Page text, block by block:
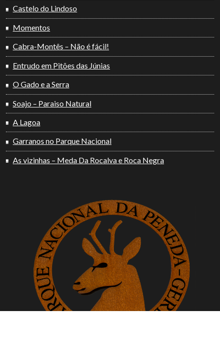
Castelo do Lindoso
Momentos
Cabra-Montês – Não é fácil!
Entrudo em Pitões das Júnias
O Gado e a Serra
Soajo – Paraiso Natural
A Lagoa
Garranos no Parque Nacional
As vizinhas – Meda Da Rocalva e Roca Negra